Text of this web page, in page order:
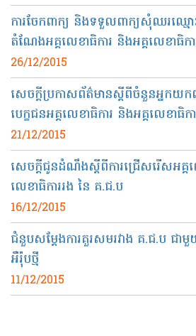
ការចែកពាក្យ និងទទួលពាក្យសុំឈរឈ្មោ
តំណែងអគ្គលេខាធិការ និងអគ្គលេខាធិក
26/12/2015
សេចក្តីប្រកាសព័ត៌មានស្ដីពីចំនួនអ្នកយ
បេក្ខជនអគ្គលេខាធិការ និងអគ្គលេខាធិក
21/12/2015
សេចក្តីជូនដំណឹងស្តីពីការជ្រើសរើសអគ្គ
លេខាធិការរង នៃ គ.ជ.ប
16/12/2015
ជំនួបសម្តែងការគួរសមរវាង គ.ជ.ប ជា
អឺរ៉ុបថ្មី
11/12/2015